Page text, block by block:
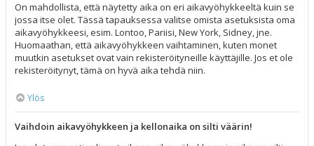
On mahdollista, että näytetty aika on eri aikavyöhykkeeltä kuin se
jossa itse olet. Tässä tapauksessa valitse omista asetuksista oma
aikavyöhykkeesi, esim. Lontoo, Pariisi, New York, Sidney, jne.
Huomaathan, että aikavyöhykkeen vaihtaminen, kuten monet
muutkin asetukset ovat vain rekisteröityneille käyttäjille. Jos et ole
rekisteröitynyt, tämä on hyvä aika tehdä niin.
Ylös
Vaihdoin aikavyöhykkeen ja kellonaika on silti väärin!